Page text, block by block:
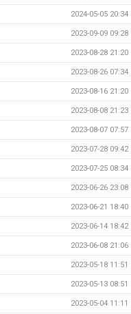
2024-05-05 20:34
2023-09-09 09:28
2023-08-28 21:20
2023-08-26 07:34
2023-08-16 21:20
2023-08-08 21:23
2023-08-07 07:57
2023-07-28 09:42
2023-07-25 08:34
2023-06-26 23:08
2023-06-21 18:40
2023-06-14 18:42
2023-06-08 21:06
2023-05-18 11:51
2023-05-13 08:51
2023-05-04 11:11